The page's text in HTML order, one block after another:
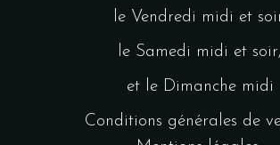
le Vendredi midi et
le Samedi midi et soir,
et le Dimanche midi
Conditions générales de